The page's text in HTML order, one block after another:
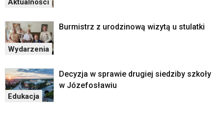
Aktualności
Wydarzenia
Burmistrz z urodzinową wizytą u stulatki
Edukacja
Decyzja w sprawie drugiej siedziby szkoły
w Józefosławiu